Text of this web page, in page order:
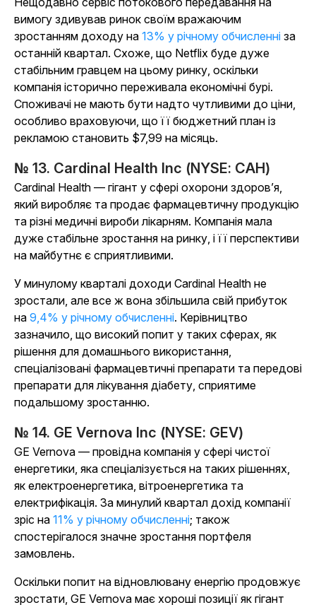
вимогу здивував ринок своїм вражаючим
зростанням доходу на 13% у річному обчисленні за
останній квартал. Схоже, що Netflix буде дуже
стабільним гравцем на цьому ринку, оскільки
компанія історично переживала економічні бурі.
Споживачі не мають бути надто чутливими до ціни,
особливо враховуючи, що її бюджетний план із
рекламою становить $7,99 на місяць.
№ 13. Cardinal Health Inc (NYSE: CAH)
Cardinal Health — гігант у сфері охорони здоров’я,
який виробляє та продає фармацевтичну продукцію
та різні медичні вироби лікарням. Компанія мала
дуже стабільне зростання на ринку, і її перспективи
на майбутнє є сприятливими.
У минулому кварталі доходи Cardinal Health не
зростали, але все ж вона збільшила свій прибуток
на 9,4% у річному обчисленні. Керівництво
зазначило, що високий попит у таких сферах, як
рішення для домашнього використання,
спеціалізовані фармацевтичні препарати та передові
препарати для лікування діабету, сприятиме
подальшому зростанню.
№ 14. GE Vernova Inc (NYSE: GEV)
GE Vernova — провідна компанія у сфері чистої
енергетики, яка спеціалізується на таких рішеннях,
як електроенергетика, вітроенергетика та
електрифікація. За минулий квартал дохід компанії
зріс на 11% у річному обчисленні; також
спостерігалося значне зростання портфеля
замовлень.
Оскільки попит на відновлювану енергію продовжує
зростати, GE Vernova має хороші позиції як гігант